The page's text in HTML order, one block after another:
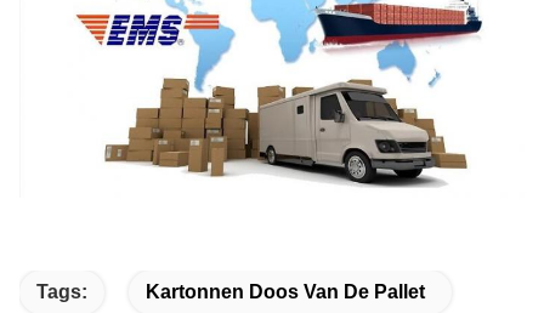
Tags: Kartonnen Doos Van De Pallet